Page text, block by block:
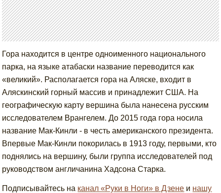
Гора находится в центре одноименного национального
парка, на языке атабаски название переводится как
«великий». Располагается гора на Аляске, входит в
Аляскинский горный массив и принадлежит США. На
географическую карту вершина была нанесена русским
исследователем Врангелем. До 2015 года гора носила
название Мак-Кинли - в честь американского президента.
Впервые Мак-Кинли покорилась в 1913 году, первыми, кто
поднялись на вершину, были группа исследователей под
руководством англичанина Хадсона Старка.
Подписывайтесь на канал «Руки в Ноги» в Дзене и нашу